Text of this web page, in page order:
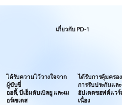
ได้รับความไว้วางใจจาก
ผู้ขับขี่
ออดี้, บีเอ็มดับเบิลยู และเม
อร์เซเดส
ได้รับการคุ้มครอ
การรับประกันแล
อัปเดตซอฟต์แวร์
เนื่อง
เกี่ยวกับ PD-1